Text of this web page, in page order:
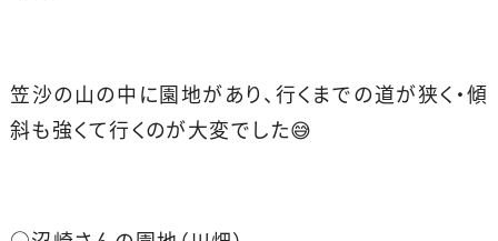
笠沙の山の中に園地があり、行くまでの道が狭く・傾
斜も強くて行くのが大変でした😅